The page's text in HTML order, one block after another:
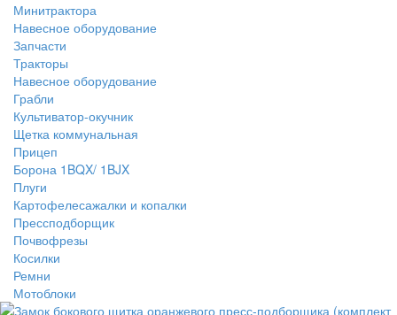
Минитрактора
Навесное оборудование
Запчасти
Тракторы
Навесное оборудование
Грабли
Культиватор-окучник
Щетка коммунальная
Прицеп
Борона 1BQX/ 1BJX
Плуги
Картофелесажалки и копалки
Прессподборщик
Почвофрезы
Косилки
Ремни
Мотоблоки